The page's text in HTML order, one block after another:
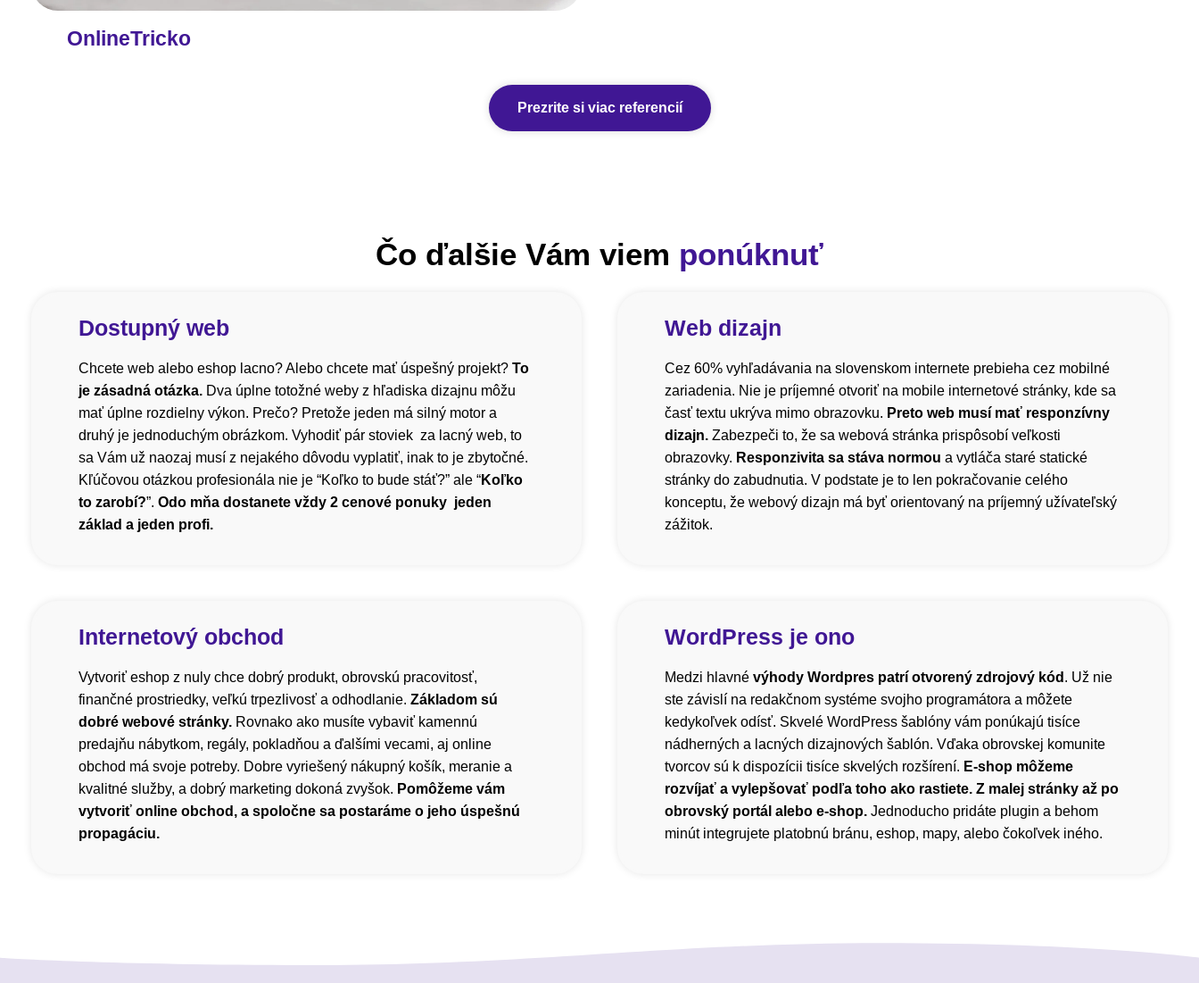
OnlineTricko
Prezrite si viac referencií
Čo ďalšie Vám viem ponúknuť
Dostupný web
Chcete web alebo eshop lacno? Alebo chcete mať úspešný projekt? To
je zásadná otázka. Dva úplne totožné weby z hľadiska dizajnu môžu
mať úplne rozdielny výkon. Prečo? Pretože jeden má silný motor a
druhý je jednoduchým obrázkom. Vyhodiť pár stoviek za lacný web, to
sa Vám už naozaj musí z nejakého dôvodu vyplatiť, inak to je zbytočné.
Kľúčovou otázkou profesionála nie je “Koľko to bude stáť?” ale “Koľko
to zarobí?”. Odo mňa dostanete vždy 2 cenové ponuky jeden
základ a jeden profi.
Web dizajn
Cez 60% vyhľadávania na slovenskom internete prebieha cez mobilné
zariadenia. Nie je príjemné otvoriť na mobile internetové stránky, kde sa
časť textu ukrýva mimo obrazovku. Preto web musí mať responzívny
dizajn. Zabezpeči to, že sa webová stránka prispôsobí veľkosti
obrazovky. Responzivita sa stáva normou a vytláča staré statické
stránky do zabudnutia. V podstate je to len pokračovanie celého
konceptu, že webový dizajn má byť orientovaný na príjemný užívateľský
zážitok.
Internetový obchod
Vytvoriť eshop z nuly chce dobrý produkt, obrovskú pracovitosť,
finančné prostriedky, veľkú trpezlivosť a odhodlanie. Základom sú
dobré webové stránky. Rovnako ako musíte vybaviť kamennú
predajňu nábytkom, regály, pokladňou a ďalšími vecami, aj online
obchod má svoje potreby. Dobre vyriešený nákupný košík, meranie a
kvalitné služby, a dobrý marketing dokoná zvyšok. Pomôžeme vám
vytvoriť online obchod, a spoločne sa postaráme o jeho úspešnú
propagáciu.
WordPress je ono
Medzi hlavné výhody Wordpres patrí otvorený zdrojový kód . Už nie
ste závislí na redakčnom systéme svojho programátora a môžete
kedykoľvek odísť. Skvelé WordPress šablóny vám ponúkajú tisíce
nádherných a lacných dizajnových šablón. Vďaka obrovskej komunite
tvorcov sú k dispozícii tisíce skvelých rozšírení. E-shop môžeme
rozvíjať a vylepšovať podľa toho ako rastiete. Z malej stránky až po
obrovský portál alebo e-shop. Jednoducho pridáte plugin a behom
minút integrujete platobnú bránu, eshop, mapy, alebo čokoľvek iného.